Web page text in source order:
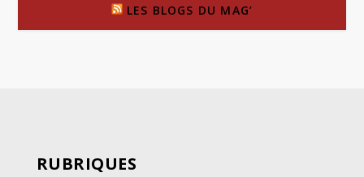
LES BLOGS DU MAG’
RUBRIQUES